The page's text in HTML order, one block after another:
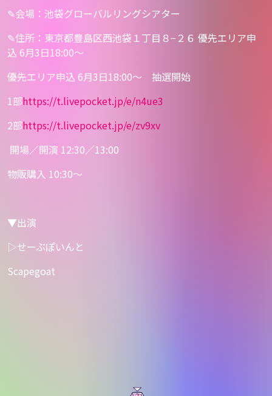
✎会場：池袋グローバルリングシアター
✎住所：東京都豊島区西池袋１丁目８−２６ 優先エリア申
込 6月3日18:00〜
優先エリア申込 6月3日18:00〜 抽選開始
1部https://t.livepocket.jp/e/n4ue3
2部https://t.livepocket.jp/e/zv9xv
開場／開演 12:30／13:00
物販購入 10:30〜
▼出演
▷せーぶぽいんと
Scapegoat